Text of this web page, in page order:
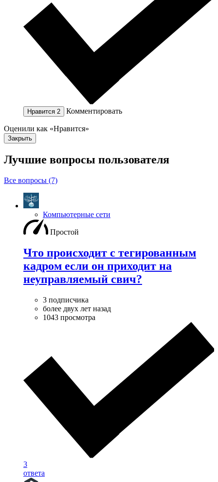
Нравится 2 Комментировать
Оценили как «Нравится»
Закрыть
Лучшие вопросы пользователя
Все вопросы (7)
Компьютерные сети
Простой
Что происходит с тегированным
кадром если он приходит на
неуправляемый свич?
3 подписчика
более двух лет назад
1043 просмотра
3
ответа